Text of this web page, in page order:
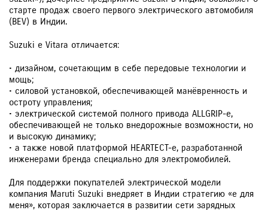
старте продаж своего первого электрического автомобиля
(BEV) в Индии.
Suzuki e Vitara отличается:
• дизайном, сочетающим в себе передовые технологии и
мощь;
• силовой установкой, обеспечивающей манёвренность и
остроту управления;
• электрической системой полного привода ALLGRIP-e,
обеспечивающей не только внедорожные возможности, но
и высокую динамику;
• а также новой платформой HEARTECT-e, разработанной
инженерами бренда специально для электромобилей.
Для поддержки покупателей электрической модели
компания Maruti Suzuki внедряет в Индии стратегию «e для
меня», которая заключается в развитии сети зарядных